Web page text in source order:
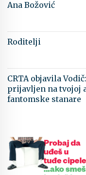
Ana Božović
Roditelji
CRTA objavila
prijavljen na tvojoj
fantomske stanare